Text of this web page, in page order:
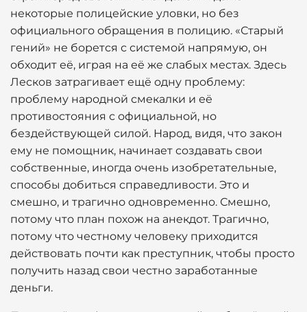
некоторые полицейские уловки, но без
официального обращения в полицию. «Старый
гений» не борется с системой напрямую, он
обходит её, играя на её же слабых местах. Здесь
Лесков затрагивает ещё одну проблему:
проблему народной смекалки и её
противостояния с официальной, но
бездействующей силой. Народ, видя, что закон
ему не помощник, начинает создавать свои
собственные, иногда очень изобретательные,
способы добиться справедливости. Это и
смешно, и трагично одновременно. Смешно,
потому что план похож на анекдот. Трагично,
потому что честному человеку приходится
действовать почти как преступник, чтобы просто
получить назад свои честно заработанные
деньги.